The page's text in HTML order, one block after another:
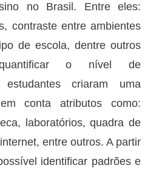
no Brasil. Entre eles:
contraste entre ambientes
de escola, dentre outros
o nível de
estudantes criaram uma
conta atributos como:
laboratórios, quadra de
entre outros. A partir
identificar padrões e